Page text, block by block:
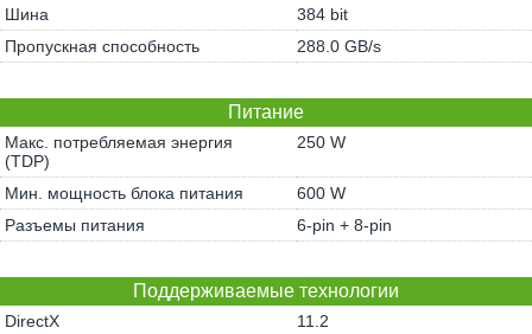
Шина
384 bit
Пропускная способность
288.0 GB/s
Питание
Макс. потребляемая энергия
(TDP)
250 W
Мин. мощность блока питания
600 W
Разъемы питания
6-pin + 8-pin
Поддерживаемые технологии
DirectX
11.2